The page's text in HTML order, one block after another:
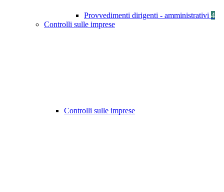
Provvedimenti dirigenti - amministrativi 4
Controlli sulle imprese
Controlli sulle imprese